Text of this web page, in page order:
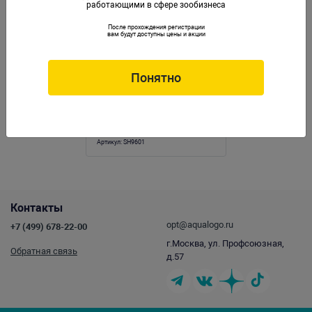
Артикул: SH9601
Контакты
+7 (499) 678-22-00
Обратная связь
opt@aqualogo.ru
г.Москва, ул. Профсоюзная,
д.57
работающими в сфере зообизнеса
После прохождения регистрации
вам будут доступны цены и акции
Понятно